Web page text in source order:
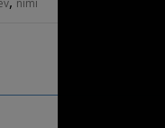
nimi